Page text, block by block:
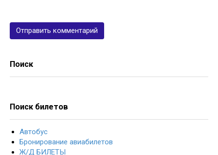
Поиск
Поиск билетов
Автобус
Бронирование авиабилетов
Ж/Д БИЛЕТЫ